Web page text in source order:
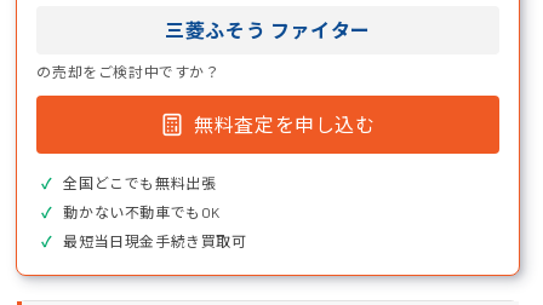
三菱ふそう ファイター
の売却をご検討中ですか？
無料査定を申し込む
全国どこでも無料出張
動かない不動車でもOK
最短当日現金手続き買取可